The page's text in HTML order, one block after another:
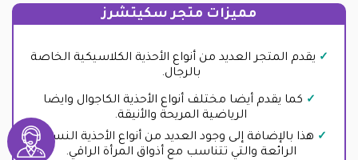
مميزات متجر سكيتشرز
يقدم المتجر العديد من أنواع الأحذية الكلاسيكية الخاصة
بالرجال.
كما يقدم أيضا مختلف أنواع الأحذية الكاجوال وايضا
الرياضية المريحة والأنيقة.
هذا بالإضافة إلى وجود العديد من أنواع الأحذية النسائية
الرائعة والتي تتناسب مع أذواق المرأة الراقي.